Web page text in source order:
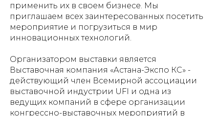
применить их в своем бизнесе. Мы
приглашаем всех заинтересованных посетить
мероприятие и погрузиться в мир
инновационных технологий.
Организатором выставки является
Выставочная компания «Астана-Экспо КС» -
действующий член Всемирной ассоциации
выставочной индустрии UFI и одна из
ведущих компаний в сфере организации
конгрессно-выставочных мероприятий в